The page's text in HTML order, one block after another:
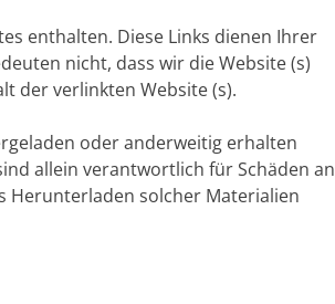
enthalten. Diese Links dienen Ihrer
nicht, dass wir die Website (s)
der verlinkten Website (s).
oder anderweitig erhalten
allein verantwortlich für Schäden an
Herunterladen solcher Materialien